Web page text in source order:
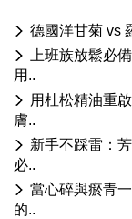
德國洋甘菊 vs
上班族放鬆必
用..
用杜松精油重
膚..
新手不踩雷：
必..
當心碎與瘀青
的..